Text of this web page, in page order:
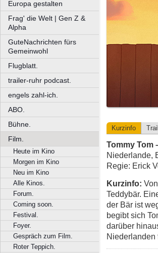
Europa gestalten
Frag' die Welt | Gen Z &
Alpha
GuteNachrichten fürs
Gemeinwohl
Flugblatt.
trailer-ruhr podcast.
engels zahl-ich.
ABO.
Bühne.
Film.
Heute im Kino
Morgen im Kino
Neu im Kino
Alle Kinos.
Forum.
Coming soon.
Festival.
Foyer.
Gespräch zum Film.
Roter Teppich.
Kurzinfo
Tommy Tom
Niederlande,
Regie: Erick
Kurzinfo:
Teddybär.
der Bär ist
begibt sich
darüber